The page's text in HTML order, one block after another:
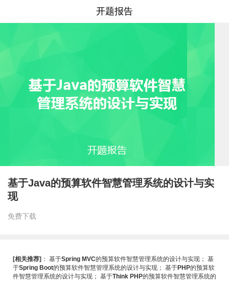
开题报告
基于Java的预算软件智慧管理系统的设计与实
现
免费下载
[相关推荐] ： 基于Spring MVC的预算软件智慧管理系统的设计与实现 ； 基
于Spring Boot的预算软件智慧管理系统的设计与实现 ； 基于PHP的预算软
件智慧管理系统的设计与实现 ； 基于Think PHP的预算软件智慧管理系统的